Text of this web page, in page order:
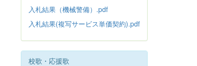
入札結果（機械警備）.pdf
入札結果(複写サービス単価契約).pdf
校歌・応援歌